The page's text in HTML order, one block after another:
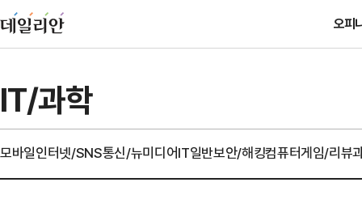
오피
IT/과학
모바일인터넷/SNS통신/뉴미디어IT일반보안/해킹컴퓨터게임/리뷰